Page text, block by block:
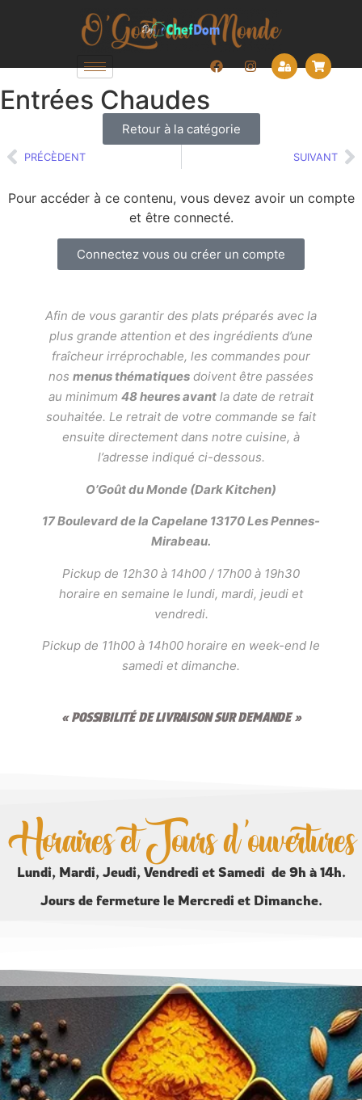
Entrées Chaudes
Retour à la catégorie
PRÉCÈDENT SUIVANT
Pour accéder à ce contenu, vous devez avoir un compte
et être connecté.
Connectez vous ou créer un compte
Afin de vous garantir des plats préparés avec la
plus grande attention et des ingrédients d’une
fraîcheur irréprochable, les commandes pour
nos menus thématiques doivent être passées
au minimum 48 heures avant la date de retrait
souhaitée. Le retrait de votre commande se fait
ensuite directement dans notre cuisine, à
l’adresse indiqué ci-dessous.
O’Goût du Monde (Dark Kitchen)
17 Boulevard de la Capelane 13170 Les Pennes-
Mirabeau.
Pickup de 12h30 à 14h00 / 17h00 à 19h30
horaire en semaine le lundi, mardi, jeudi et
vendredi.
Pickup de 11h00 à 14h00 horaire en week-end le
samedi et dimanche.
« POSSIBILITÉ DE LIVRAISON SUR DEMANDE »
Horaires et Jours d'ouvertures
Lundi, Mardi, Jeudi, Vendredi et Samedi de 9h à 14h.
Jours de fermeture le Mercredi et Dimanche.